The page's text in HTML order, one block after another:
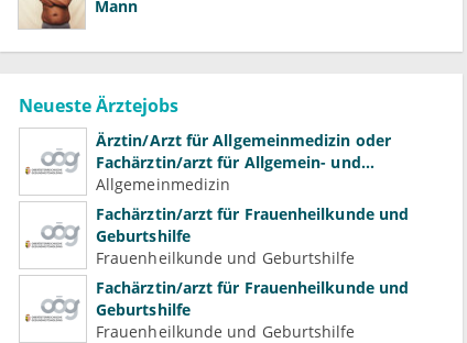
Mann
Neueste Ärztejobs
Ärztin/Arzt für Allgemeinmedizin oder
Fachärztin/arzt für Allgemein- und
Familienmedizin für Psychiatrie und
Psychotherapeutische Medizin
Allgemeinmedizin
Fachärztin/arzt für Frauenheilkunde und
Geburtshilfe
Frauenheilkunde und Geburtshilfe
Fachärztin/arzt für Frauenheilkunde und
Geburtshilfe
Frauenheilkunde und Geburtshilfe